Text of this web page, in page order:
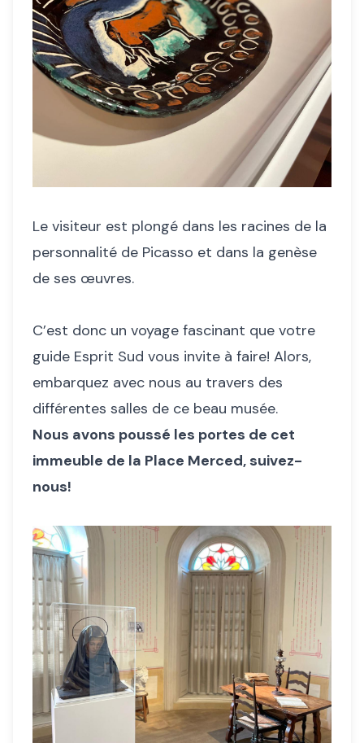
Le visiteur est plongé dans les racines de la
personnalité de Picasso et dans la genèse
de ses œuvres.
C’est donc un voyage fascinant que votre
guide Esprit Sud vous invite à faire! Alors,
embarquez avec nous au travers des
différentes salles de ce beau musée.
Nous avons poussé les portes de cet
immeuble de la Place Merced, suivez-
nous!